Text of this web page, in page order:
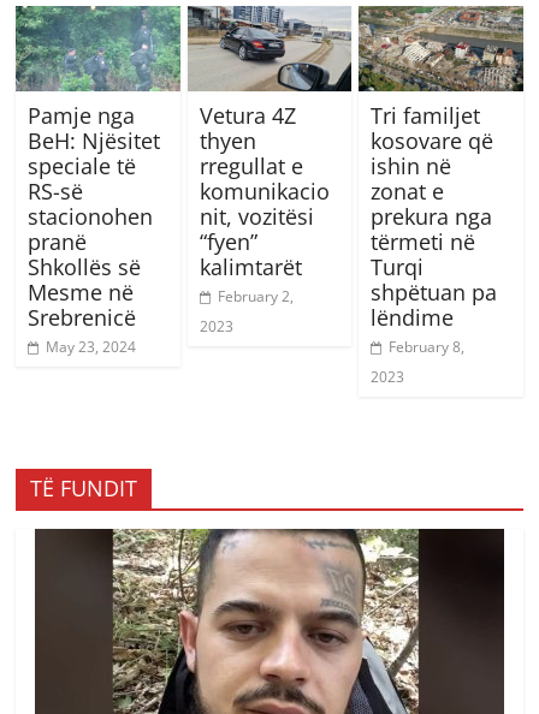
Pamje nga
BeH: Njësitet
speciale të
RS-së
stacionohen
pranë
Shkollës së
Mesme në
Srebrenicë
May 23, 2024
Vetura 4Z
thyen
rregullat e
komunikacio
nit, vozitësi
“fyen”
kalimtarët
February 2,
2023
Tri familjet
kosovare që
ishin në
zonat e
prekura nga
tërmeti në
Turqi
shpëtuan pa
lëndime
February 8,
2023
TË FUNDIT